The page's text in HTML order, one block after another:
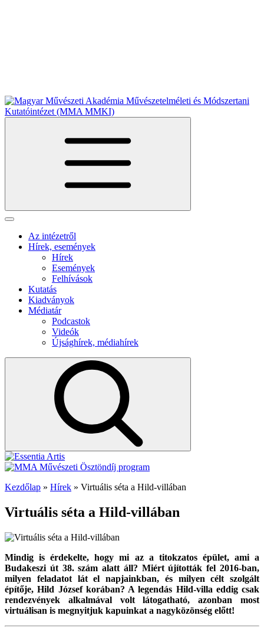
Az intézetről
Hírek, események
Hírek
Események
Felhívások
Kutatás
Kiadványok
Médiatár
Podcastok
Videók
Újsághírek, médiahírek
Kezdőlap » Hírek » Virtuális séta a Hild-villában
Virtuális séta a Hild-villában
Mindig is érdekelte, hogy mi az a titokzatos épület, ami a
Budakeszi út 38. szám alatt áll? Miért újították fel 2016-ban,
milyen feladatot lát el napjainkban, és milyen célt szolgált
építője, Hild József korában? A legendás Hild-villa eddig csak
rendezvények alkalmával volt látogatható, azonban most
virtuálisan is megnyitjuk kapuinkat a nagyközönség előtt!